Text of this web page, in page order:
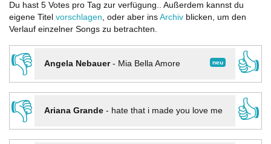
Du hast 5 Votes pro Tag zur verfügung.. Außerdem kannst du
eigene Titel vorschlagen, oder aber ins Archiv blicken, um den
Verlauf einzelner Songs zu betrachten.
👎 neu
Angela Nebauer- Mia Bella Amore
👍
👎
Ariana Grande- hate that i made you love me
👍